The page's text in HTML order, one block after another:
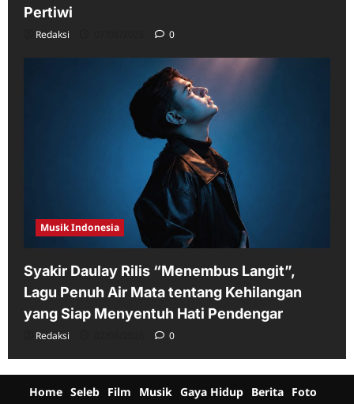
Pertiwi
Redaksi 0
Musik Indonesia
Syakir Daulay Rilis “Menembus Langit”,
Lagu Penuh Air Mata tentang Kehilangan
yang Siap Menyentuh Hati Pendengar
Redaksi 0
Home Seleb Film Musik Gaya Hidup Berita Foto